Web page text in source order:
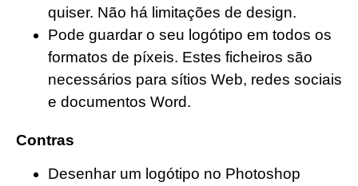
quiser. Não há limitações de design.
Pode guardar o seu logótipo em todos os
formatos de píxeis. Estes ficheiros são
necessários para sítios Web, redes sociais
e documentos Word.
Contras
Desenhar um logótipo no Photoshop